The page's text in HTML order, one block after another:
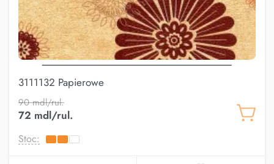
3111132 Papierowe
90 mdl/rul.
72 mdl/rul.
Stoc: